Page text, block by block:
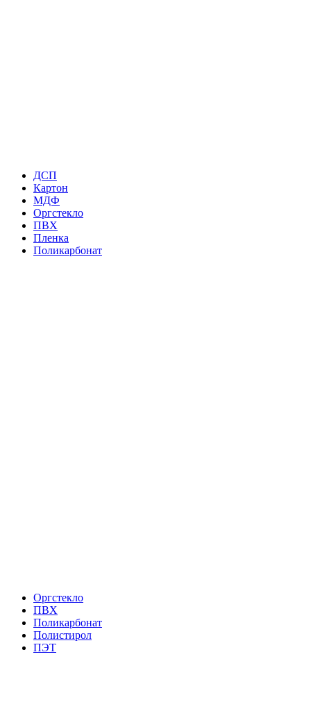
ДСП
Картон
МДФ
Оргстекло
ПВХ
Пленка
Поликарбонат
Оргстекло
ПВХ
Поликарбонат
Полистирол
ПЭТ